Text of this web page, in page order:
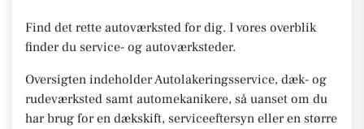
Find det rette autoværksted for dig. I vores overblik
finder du service- og autoværksteder.
Oversigten indeholder Autolakeringsservice, dæk- og
rudeværksted samt automekanikere, så uanset om du
har brug for en dækskift, serviceeftersyn eller en større